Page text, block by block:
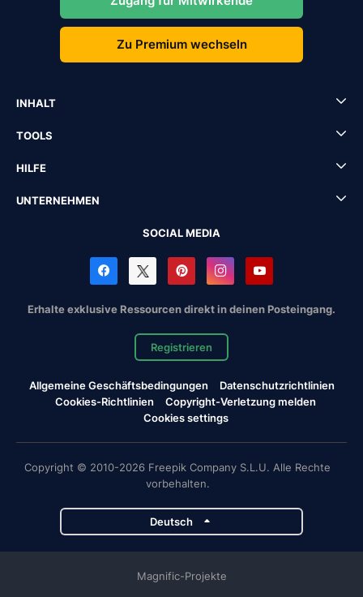
Zu Premium wechseln
INHALT
TOOLS
HILFE
UNTERNEHMEN
SOCIAL MEDIA
Erhalte exklusive Ressourcen direkt in deinen Posteingang.
Registrieren
Allgemeine Geschäftsbedingungen
Datenschutzrichtlinien
Cookies-Richtlinien
Copyright-Verletzung melden
Cookies settings
Copyright © 2010-2026 Freepik Company S.L.U. Alle Rechte
vorbehalten.
Deutsch
Magnific-Projekte